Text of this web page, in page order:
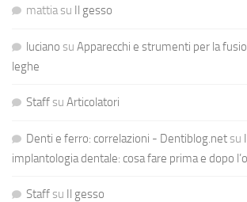
mattiasu Il gesso
luciano su Apparecchi e strumenti per la
leghe
Staffsu Articolatori
Denti e ferro: correlazioni - Dentiblog.netsu
implantologia dentale: cosa fare prima e dopo
Staffsu Il gesso